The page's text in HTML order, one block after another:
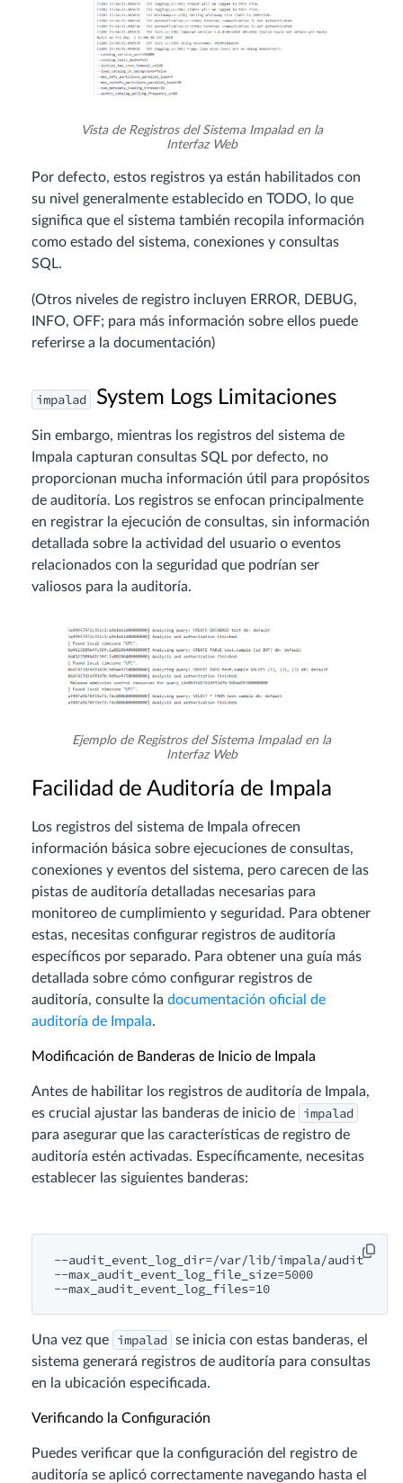
Vista de Registros del Sistema Impalad en la
Interfaz Web
Por defecto, estos registros ya están habilitados con
su nivel generalmente establecido en TODO, lo que
significa que el sistema también recopila información
como estado del sistema, conexiones y consultas
SQL.
(Otros niveles de registro incluyen ERROR, DEBUG,
INFO, OFF; para más información sobre ellos puede
referirse a la documentación)
impalad System Logs Limitaciones
Sin embargo, mientras los registros del sistema de
Impala capturan consultas SQL por defecto, no
proporcionan mucha información útil para propósitos
de auditoría. Los registros se enfocan principalmente
en registrar la ejecución de consultas, sin información
detallada sobre la actividad del usuario o eventos
relacionados con la seguridad que podrían ser
valiosos para la auditoría.
Ejemplo de Registros del Sistema Impalad en la
Interfaz Web
Facilidad de Auditoría de Impala
Los registros del sistema de Impala ofrecen
información básica sobre ejecuciones de consultas,
conexiones y eventos del sistema, pero carecen de las
pistas de auditoría detalladas necesarias para
monitoreo de cumplimiento y seguridad. Para obtener
estas, necesitas configurar registros de auditoría
específicos por separado. Para obtener una guía más
detallada sobre cómo configurar registros de
auditoría, consulte la documentación oficial de
auditoría de Impala.
Modificación de Banderas de Inicio de Impala
Antes de habilitar los registros de auditoría de Impala,
es crucial ajustar las banderas de inicio de
impalad
para asegurar que las características de registro de
auditoría estén activadas. Específicamente, necesitas
establecer las siguientes banderas:
--audit_event_log_dir=/var/lib/impala/audit
--max_audit_event_log_file_size=5000
Una vez que impalad
se inicia con estas banderas, el
sistema generará registros de auditoría para consultas
en la ubicación especificada.
Verificando la Configuración
Puedes verificar que la configuración del registro de
auditoría se aplicó correctamente navegando hasta el